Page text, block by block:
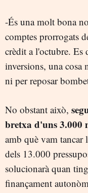
-És una molt bona
comptes prorrogats
crèdit a l'octubre. Es
inversions, una cosa
ni per reposar
No obstant això,
bretxa d'uns 3.000
amb què vam tancar
dels 13.000
solucionarà quan
finançament